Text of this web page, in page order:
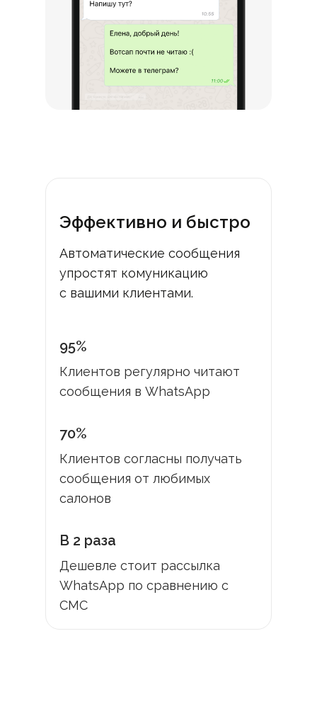
Эффективно и быстро
Автоматические сообщения
упростят комуникацию
с вашими клиентами.
95%
Клиентов регулярно читают
сообщения в WhatsApp
70%
Клиентов согласны получать
сообщения от любимых
салонов
В 2 раза
Дешевле стоит рассылка
WhatsApp по сравнению с
СМС